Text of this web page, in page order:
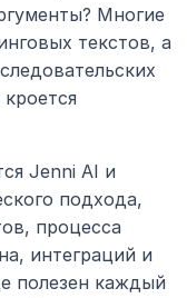
Многие
текстов, а
Jenni AI и
подхода,
процесса
интеграций и
полезен каждый